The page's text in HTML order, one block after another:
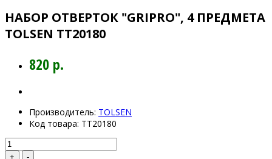
НАБОР ОТВЕРТОК "GRIPRO", 4 ПРЕДМЕТА
TOLSEN TT20180
820 р.
Производитель: TOLSEN
Код товара: TT20180